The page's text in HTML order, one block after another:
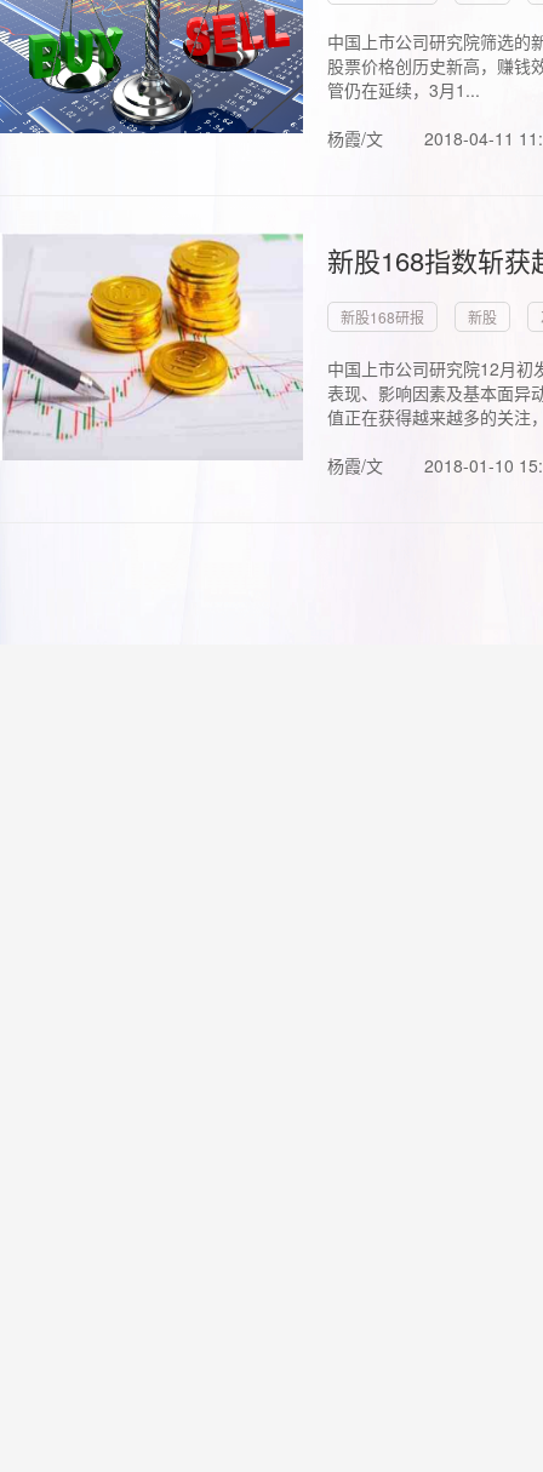
中国上市公司研究院筛选的
股票价格创历史新高，赚钱
管仍在延续，3月1...
杨霞/文
2018-04-11
新股168指数斩
新股168研报 新股
中国上市公司研究院12月初
表现、影响因素及基本面异
值正在获得越来越多的关注
杨霞/文
2018-01-10